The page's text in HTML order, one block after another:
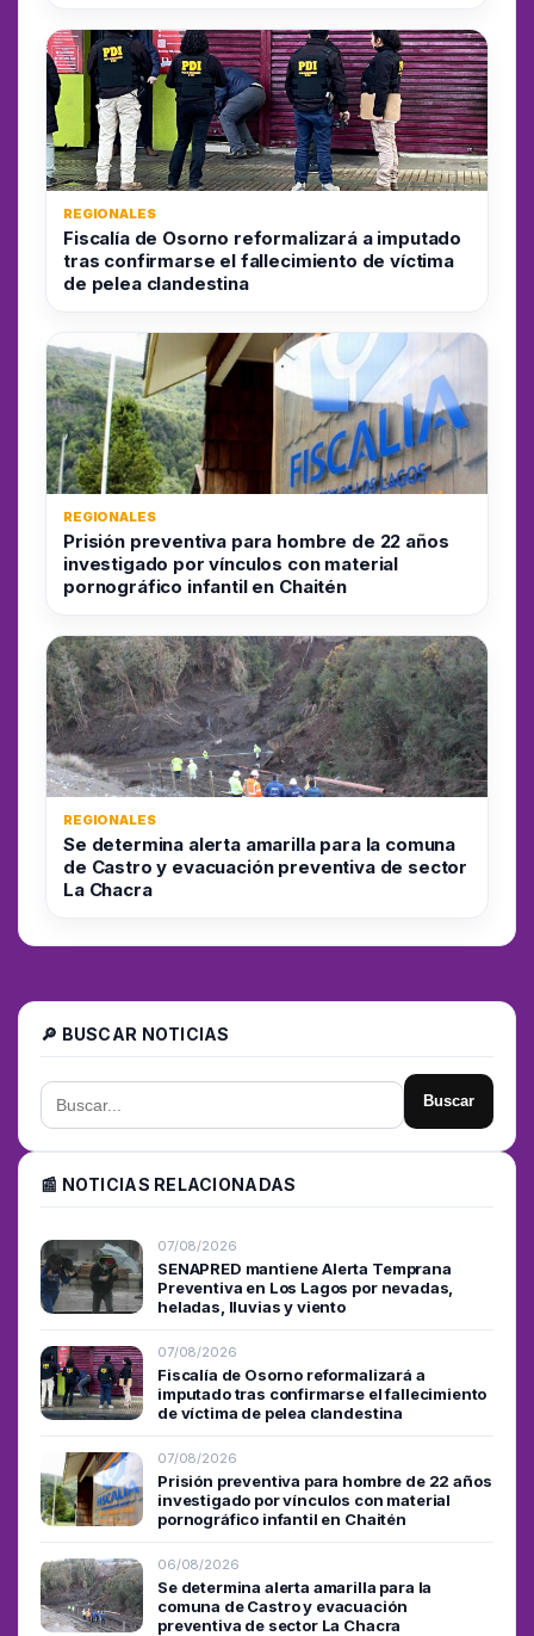
REGIONALES
Fiscalía de Osorno reformalizará a imputado
tras confirmarse el fallecimiento de víctima
de pelea clandestina
REGIONALES
Prisión preventiva para hombre de 22 años
investigado por vínculos con material
pornográfico infantil en Chaitén
REGIONALES
Se determina alerta amarilla para la comuna
de Castro y evacuación preventiva de sector
La Chacra
🔎 BUSCAR NOTICIAS
Buscar
📰 NOTICIAS RELACIONADAS
07/08/2026
SENAPRED mantiene Alerta Temprana
Preventiva en Los Lagos por nevadas,
heladas, lluvias y viento
07/08/2026
Fiscalía de Osorno reformalizará a
imputado tras confirmarse el fallecimiento
de víctima de pelea clandestina
07/08/2026
Prisión preventiva para hombre de 22 años
investigado por vínculos con material
pornográfico infantil en Chaitén
06/08/2026
Se determina alerta amarilla para la
comuna de Castro y evacuación
preventiva de sector La Chacra